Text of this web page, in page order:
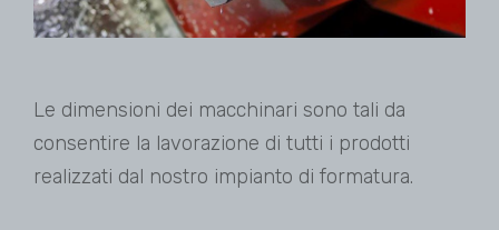
Le dimensioni dei macchinari sono tali da
consentire la lavorazione di tutti i prodotti
realizzati dal nostro impianto di formatura.